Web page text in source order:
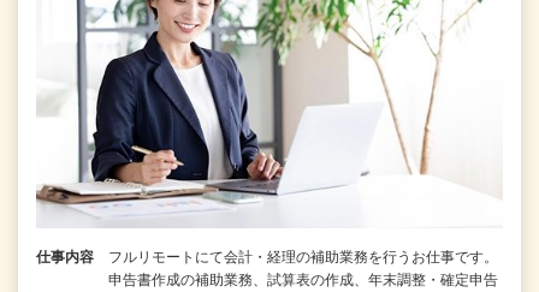
仕事内容
フルリモートにて会計・経理の補助業務を行うお仕事です。
申告書作成の補助業務、試算表の作成、年末調整・確定申告